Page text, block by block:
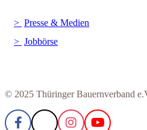
Presse & Medien
Jobbörse
© 2025 Thüringer Bauernverband